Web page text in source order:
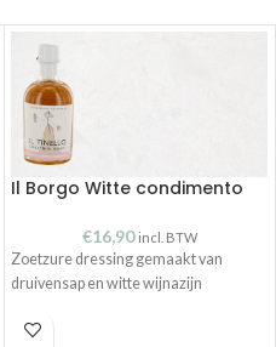
Il Borgo Witte condimento
€16,90 incl. BTW
Zoetzure dressing gemaakt van
druivensap en witte wijnazijn